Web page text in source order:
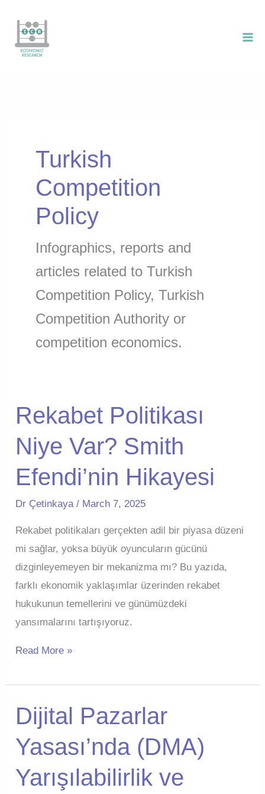
content
Turkish
Competition
Policy
Infographics, reports and
articles related to Turkish
Competition Policy, Turkish
Competition Authority or
competition economics.
Rekabet Politikası
Niye Var? Smith
Efendi’nin Hikayesi
Dr Çetinkaya/ March 7, 2025
Rekabet politikaları gerçekten adil bir piyasa düzeni
mi sağlar, yoksa büyük oyuncuların gücünü
dizginleyemeyen bir mekanizma mı? Bu yazıda,
farklı ekonomik yaklaşımlar üzerinden rekabet
hukukunun temellerini ve günümüzdeki
yansımalarını tartışıyoruz.
Rekabet
Niye
Var?
Smith
Efendi’nin
Read More »
Dijital Pazarlar
Yasası’nda (DMA)
Yarışılabilirlik ve